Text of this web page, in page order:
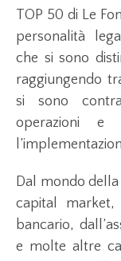
TOP 50 di Le
personalità
che si sono
raggiungendo
si sono
operazioni
Dal mondo
capital
bancario,
e molte altre